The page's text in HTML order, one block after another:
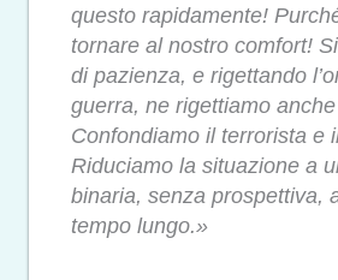
questo rapidamente!
tornare al nostro comfort!
di pazienza, e rigettando
guerra, ne rigettiamo anche
Confondiamo il terrorista e
Riduciamo la situazione a
binaria, senza prospettiva,
tempo lungo.»